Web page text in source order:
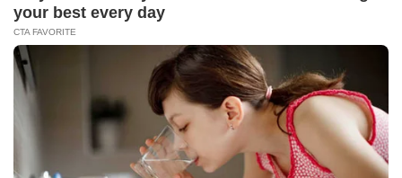
BUZZDAY
Embarrassing Prince William Moment Caught On Camera